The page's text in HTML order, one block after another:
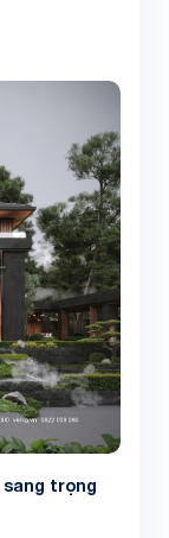
trọng